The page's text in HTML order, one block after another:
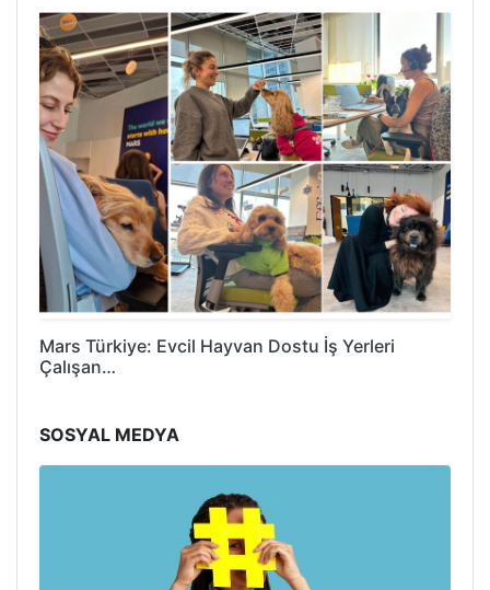
Mars Türkiye: Evcil Hayvan Dostu İş Yerleri
Çalışan…
SOSYAL MEDYA